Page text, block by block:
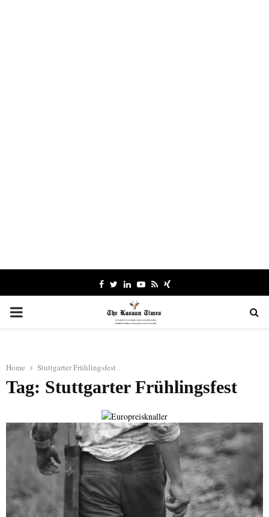
Facebook
TwitterLinkedinYoutube
RssXing
PRIMARY
Home Stuttgarter Frühlingsfest
Tag: Stuttgarter Frühlingsfest